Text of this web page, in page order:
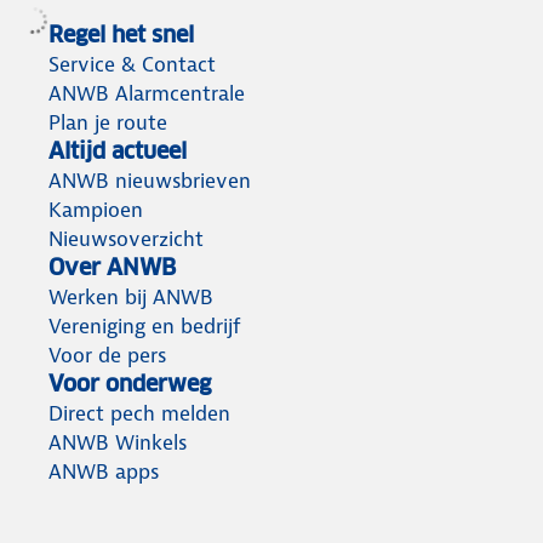
Regel het snel
Service & Contact
ANWB Alarmcentrale
Plan je route
Altijd actueel
ANWB nieuwsbrieven
Kampioen
Nieuwsoverzicht
Over ANWB
Werken bij ANWB
Vereniging en bedrijf
Voor de pers
Voor onderweg
Direct pech melden
ANWB Winkels
ANWB apps